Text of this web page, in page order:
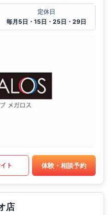
定休日
毎月5日・15日・25日・29日
ト 体験・相談予約
店